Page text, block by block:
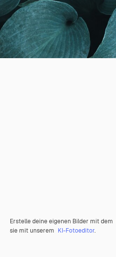
Erstelle deine eigenen Bilder mit dem
sie mit unserem KI-Fotoeditor.